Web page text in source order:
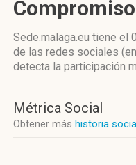
Sede.malaga.eu tiene el
de las redes sociales
detecta la participación
Métrica Social
Obtener más historia